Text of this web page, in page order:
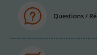
Questions /